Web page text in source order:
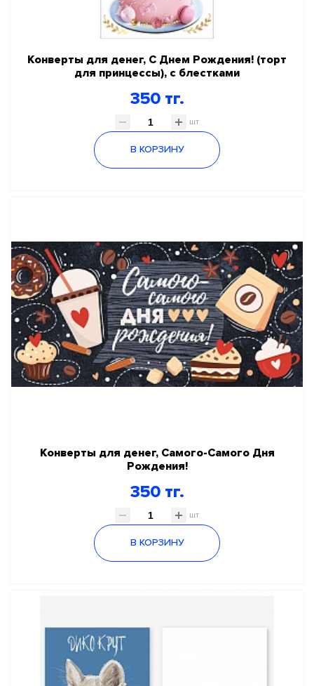
Конверты для денег, С Днем Рождения! (торт
для принцессы), с блестками
350 тг.
шт
В КОРЗИНУ
Конверты для денег, Самого-Самого Дня
Рождения!
350 тг.
шт
В КОРЗИНУ